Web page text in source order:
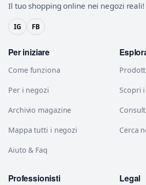
Il tuo shopping online nei negozi reali!
IG FB
Per iniziare
Come funziona
Per i negozi
Archivio magazine
Mappa tutti i negozi
Aiuto & Faq
Scopri
Cerca
Professionisti Legal